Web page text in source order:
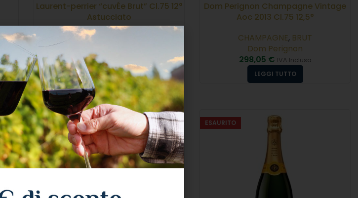
Laurent-perrier “cuvÉe Brut” Cl.75 12°
Astucciato
CHAMPAGNE
39,72€
LEGGI TUTTO
Dom Perignon Champagne Vintage
Aoc 2013 Cl.75 12,5°
CHAMPAGNE, BRUT
Dom Perignon
298,05 € IVA Inclusa
LEGGI TUTTO
ESAURITO ESAURITO